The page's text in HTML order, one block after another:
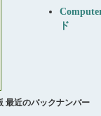
ド
最近のバックナンバー